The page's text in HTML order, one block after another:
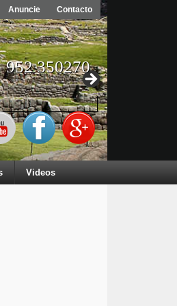
Anuncie Contacto
952 350270
Videos